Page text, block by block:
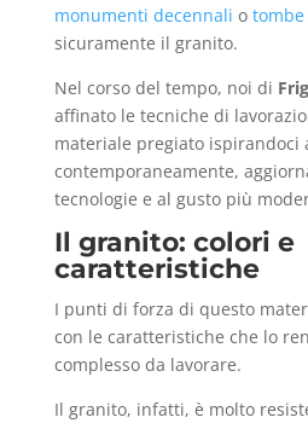
monumenti decennali o
sicuramente il granito.
Nel corso del tempo, noi di
affinato le tecniche di
materiale pregiato ispirandoci
contemporaneamente,
tecnologie e al gusto più
Il granito: colori e
caratteristiche
I punti di forza di questo
con le caratteristiche che lo
complesso da lavorare.
Il granito, infatti, è molto